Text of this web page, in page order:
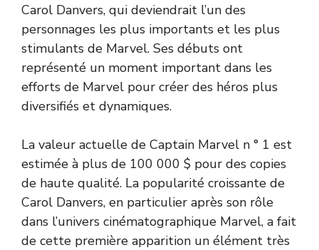
Carol Danvers, qui deviendrait l’un des
personnages les plus importants et les plus
stimulants de Marvel. Ses débuts ont
représenté un moment important dans les
efforts de Marvel pour créer des héros plus
diversifiés et dynamiques.
La valeur actuelle de Captain Marvel n ° 1 est
estimée à plus de 100 000 $ pour des copies
de haute qualité. La popularité croissante de
Carol Danvers, en particulier après son rôle
dans l’univers cinématographique Marvel, a fait
de cette première apparition un élément très